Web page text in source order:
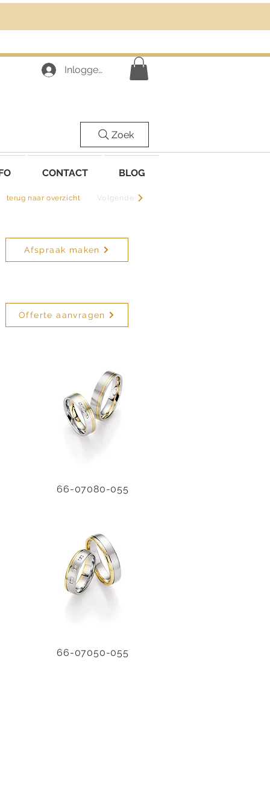
Inloggen
Zoek
CONTACT BLOG
terug naar overzicht Volgende
Afspraak maken
Offerte aanvragen
66-07080-055
66-07050-055